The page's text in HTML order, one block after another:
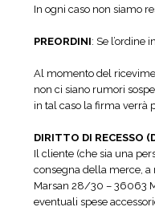
In ogni caso non siamo
PREORDINI: Se l’ordine
Al momento del
non ci siano rumori
in tal caso la firma verrà
DIRITTO DI RECESSO
Il cliente (che sia una
consegna della merce,
Marsan 28/30 – 36063
eventuali spese